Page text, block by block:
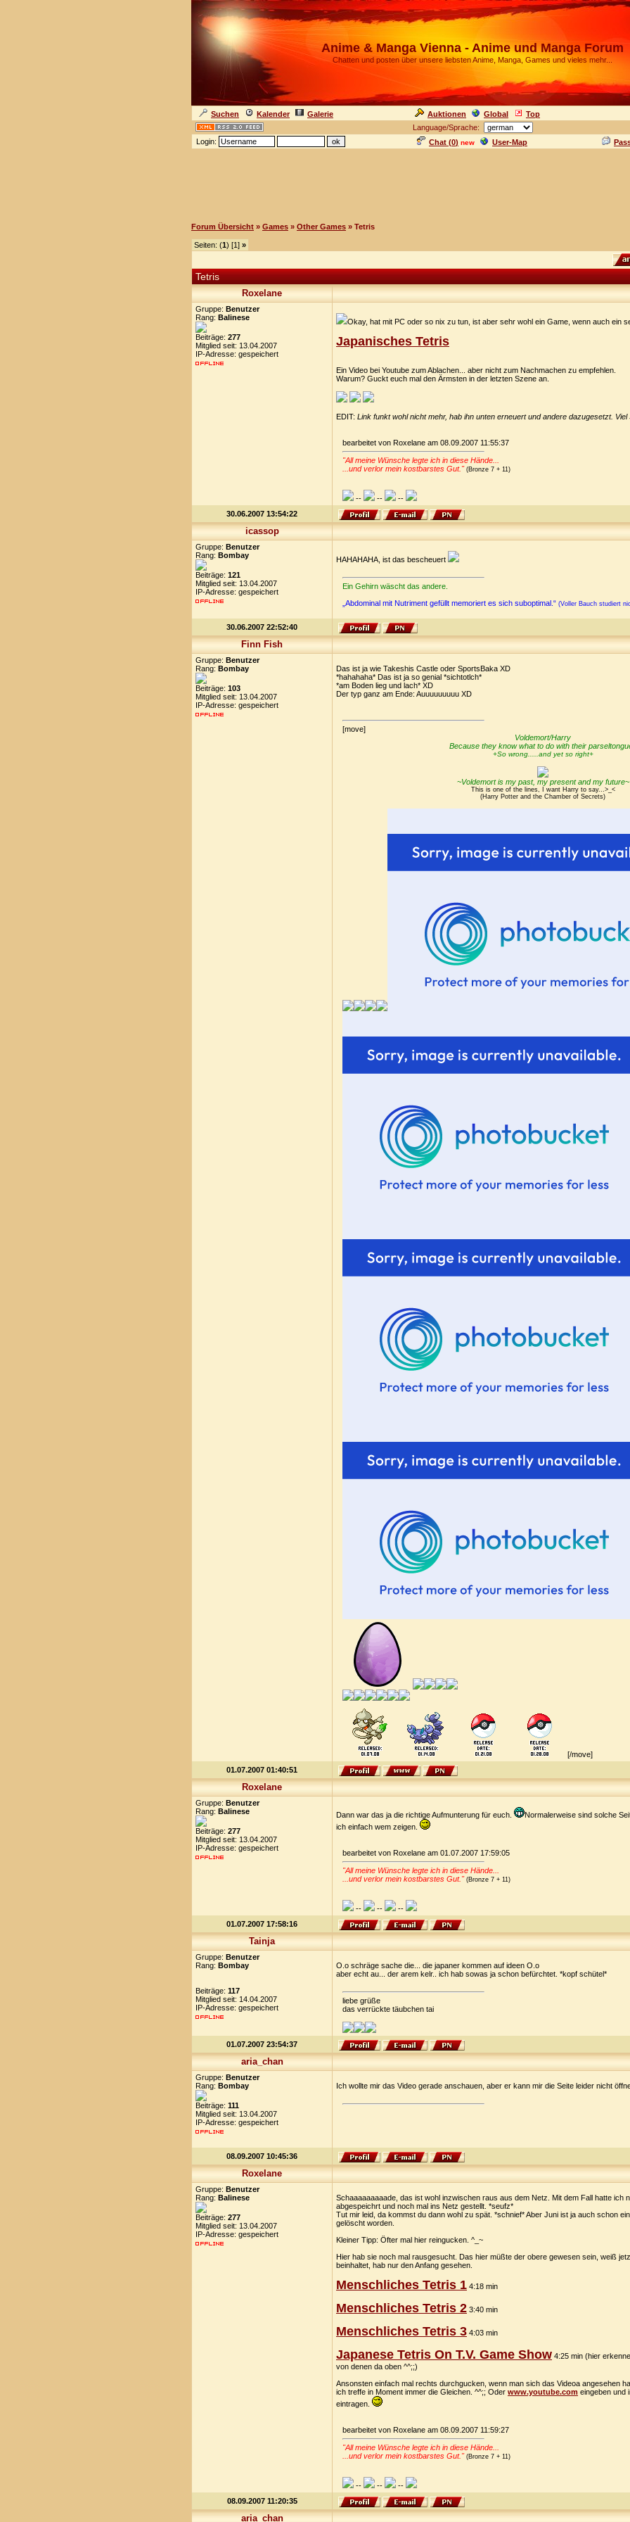
Anime & Manga Vienna - Anime und Manga Forum
Chatten und posten über unsere liebsten Anime, Manga, Games und vieles mehr...
Suchen Kalender Galerie Auktionen Global
Top
Language/Sprache:
Login:
Chat (0) new User-Map
Forum Übersicht » Games » Other Games » Tetris
Seiten: (1) [1] »
Tetris
Roxelane
Gruppe: Benutzer
Rang: Balinese
Beiträge: 277
Mitglied seit: 13.04.2007
IP-Adresse: gespeichert
Okay, hat mit PC oder so nix zu tun, ist aber sehr wohl ein Game, wenn auch ein
Japanisches Tetris
Ein Video bei Youtube zum Ablachen... aber nicht zum Nachmachen zu empfehlen.
Warum? Guckt euch mal den Ärmsten in der letzten Szene an.
EDIT: Link funkt wohl nicht mehr, hab ihn unten erneuert und andere dazugesetzt. Viel
bearbeitet von Roxelane am 08.09.2007 11:55:37
"All meine Wünsche legte ich in diese Hände...
...und verlor mein kostbarstes Gut." (Bronze 7 + 11)
-- --
--
30.06.2007 13:54:22
icassop
Gruppe: Benutzer
Rang: Bombay
Beiträge: 121
Mitglied seit: 13.04.2007
IP-Adresse: gespeichert
HAHAHAHA, ist das bescheuert
Ein Gehirn wäscht das andere.
„Abdominal mit Nutriment gefüllt memoriert es sich suboptimal.“ (Voller Bauch studiert
30.06.2007 22:52:40
Finn Fish
Gruppe: Benutzer
Rang: Bombay
Beiträge: 103
Mitglied seit: 13.04.2007
IP-Adresse: gespeichert
Das ist ja wie Takeshis Castle oder SportsBaka XD
*hahahaha* Das ist ja so genial *sichtotlch*
*am Boden lieg und lach* XD
Der typ ganz am Ende: Auuuuuuuuu XD
[move]
Voldemort/Harry
Because they know what to do with their
+So wrong.....and yet so right+
~Voldemort is my past, my present and my future~
This is one of the lines, I want Harry to say...>_<
(Harry Potter and the Chamber of Secrets)
[/move]
01.07.2007 01:40:51
Roxelane
Gruppe: Benutzer
Rang: Balinese
Beiträge: 277
Mitglied seit: 13.04.2007
IP-Adresse: gespeichert
Dann war das ja die richtige Aufmunterung für euch.
Normalerweise sind solche
ich einfach wem zeigen.
bearbeitet von Roxelane am 01.07.2007 17:59:05
"All meine Wünsche legte ich in diese Hände...
...und verlor mein kostbarstes Gut." (Bronze 7 + 11)
-- --
--
01.07.2007 17:58:16
Tainja
Gruppe: Benutzer
Rang: Bombay
Beiträge: 117
Mitglied seit: 14.04.2007
IP-Adresse: gespeichert
O.o schräge sache die... die japaner kommen auf ideen O.o
aber echt au... der arem kelr.. ich hab sowas ja schon befürchtet. *kopf schütel*
liebe grüße
das verrückte täubchen tai
01.07.2007 23:54:37
aria_chan
Gruppe: Benutzer
Rang: Bombay
Beiträge: 111
Mitglied seit: 13.04.2007
IP-Adresse: gespeichert
Ich wollte mir das Video gerade anschauen, aber er kann mir die Seite leider nicht
08.09.2007 10:45:36
Roxelane
Gruppe: Benutzer
Rang: Balinese
Beiträge: 277
Mitglied seit: 13.04.2007
IP-Adresse: gespeichert
Schaaaaaaaaade, das ist wohl inzwischen raus aus dem Netz. Mit dem Fall hatte ich
abgespeichrt und noch mal ins Netz gestellt. *seufz*
Tut mir leid, da kommst du dann wohl zu spät. *schnief* Aber Juni ist ja auch schon
gelöscht worden.
Kleiner Tipp: Öfter mal hier reingucken. ^_~
Hier hab sie noch mal rausgesucht. Das hier müßte der obere gewesen sein, weiß
beinhaltet, hab nur den Anfang gesehen.
Menschliches Tetris 1 4:18 min
Menschliches Tetris 2 3:40 min
Menschliches Tetris 3 4:03 min
Japanese Tetris On T.V. Game Show 4:25 min (hier
von denen da oben ^^;;)
Ansonsten einfach mal rechts durchgucken, wenn man sich das Videoa angesehen
ich treffe in Moment immer die Gleichen. ^^;; Oder www.youtube.com eingeben und
eintragen.
bearbeitet von Roxelane am 08.09.2007 11:59:27
"All meine Wünsche legte ich in diese Hände...
...und verlor mein kostbarstes Gut." (Bronze 7 + 11)
-- --
--
08.09.2007 11:20:35
aria_chan